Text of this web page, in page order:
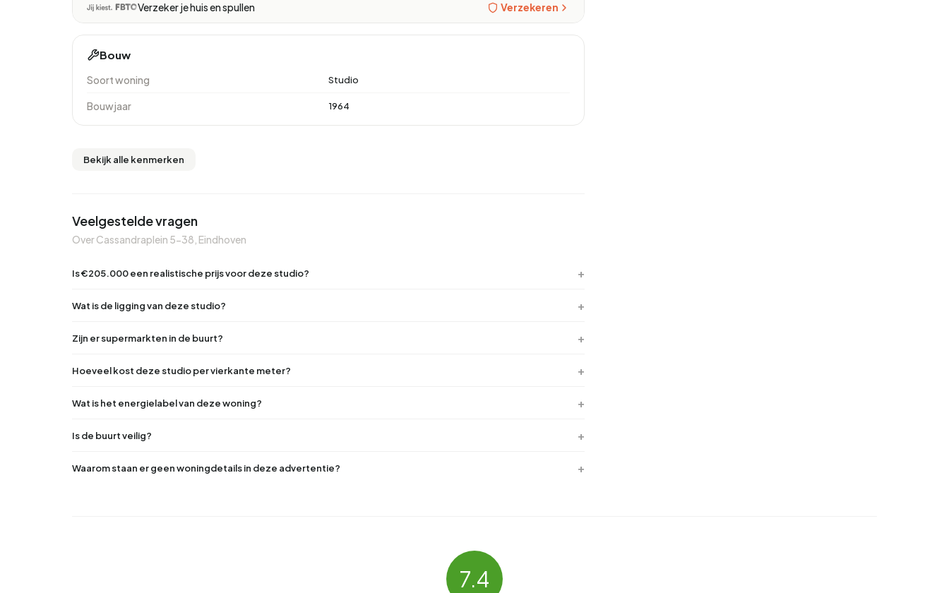
Verzeker je huis en spullen Verzekeren
Bouw
Soort woning Studio
Bouwjaar 1964
Bekijk alle kenmerken
Veelgestelde vragen
Over Cassandraplein 5-38, Eindhoven
Is €205.000 een realistische prijs voor deze studio?
Wat is de ligging van deze studio?
Zijn er supermarkten in de buurt?
Hoeveel kost deze studio per vierkante meter?
Wat is het energielabel van deze woning?
Is de buurt veilig?
Waarom staan er geen woningdetails in deze advertentie?
7.4